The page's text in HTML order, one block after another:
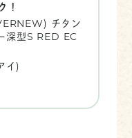
！
チタン
深型S RED EC
イ)